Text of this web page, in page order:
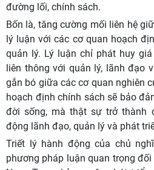
đường lối, chính sách.
Bốn là, tăng cường mối liên hệ
lý luận với các cơ quan hoạch
quản lý. Lý luận chỉ phát huy
liên thông với quản lý, lãnh đạo
gắn bó giữa các cơ quan nghiên
hoạch định chính sách sẽ bảo
đời sống, mà thật sự trở thành
động lãnh đạo, quản lý và phát
Triết lý hành động của chủ
phương pháp luận quan trọng